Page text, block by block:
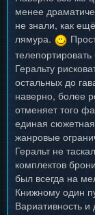
менее
не знали, как
лямура.
Геральту
остальных до
наверно, более
отменяет того
единая сюжетная
жанровые
Геральт не
комплектов
был всегда на
Книжному один
Вариативность и